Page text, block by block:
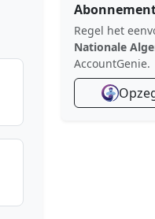
Regel het
Nationale
AccountGenie.